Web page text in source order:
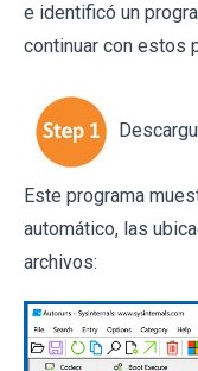
e identificó un
continuar con estos
Este programa
automático, las
archivos: